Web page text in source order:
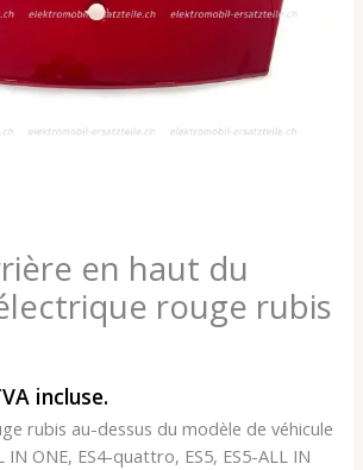
en haut du
rouge rubis
incluse.
rubis au-dessus du modèle de véhicule
IN ONE, ES4-quattro, ES5, ES5-ALL IN